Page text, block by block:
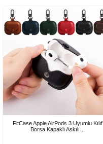
FitCase Apple AirPods 3 Uyumlu Kılıf
Borsa Kapaklı Askılı…